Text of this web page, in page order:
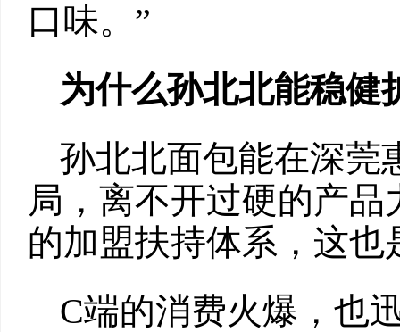
口味。”
为什么孙北北能稳健
孙北北面包能在深莞
局，离不开过硬的产
的加盟扶持体系，这
C端的消费火爆，也